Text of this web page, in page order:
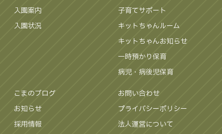
入園案内
入園状況
子育てサポート
キットちゃんルーム
キットちゃんお知らせ
一時預かり保育
病児・病後児保育
こまのブログ
お知らせ
採用情報
お問い合わせ
プライバシーポリシー
法人運営について